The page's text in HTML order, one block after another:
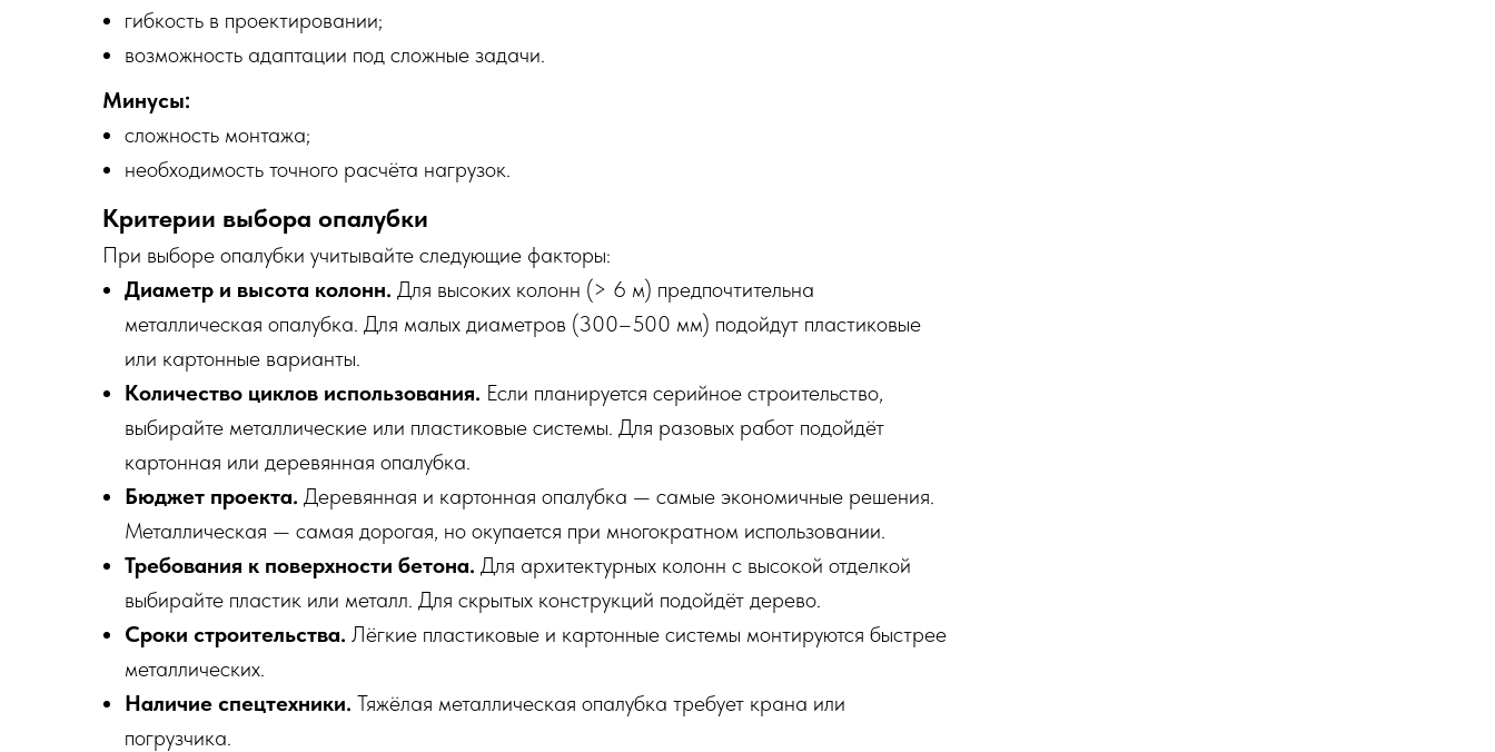
гибкость в проектировании;
возможность адаптации под сложные задачи.
Минусы:
сложность монтажа;
необходимость точного расчёта нагрузок.
Критерии выбора опалубки
При выборе опалубки учитывайте следующие факторы:
Диаметр и высота колонн. Для высоких колонн (> 6 м) предпочтительна
металлическая опалубка. Для малых диаметров (300–500 мм) подойдут пластиковые
или картонные варианты.
Количество циклов использования. Если планируется серийное строительство,
выбирайте металлические или пластиковые системы. Для разовых работ подойдёт
картонная или деревянная опалубка.
Бюджет проекта. Деревянная и картонная опалубка — самые экономичные решения.
Металлическая — самая дорогая, но окупается при многократном использовании.
Требования к поверхности бетона. Для архитектурных колонн с высокой отделкой
выбирайте пластик или металл. Для скрытых конструкций подойдёт дерево.
Сроки строительства. Лёгкие пластиковые и картонные системы монтируются быстрее
металлических.
Наличие спецтехники. Тяжёлая металлическая опалубка требует крана или
погрузчика.